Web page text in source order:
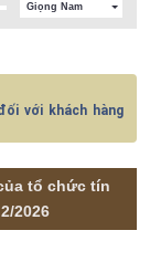
Giọng Nam
với khách hàng
tổ chức tín
2026